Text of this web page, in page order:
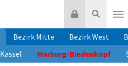
Suche
Login
Bezirk Mitte Bezirk West
Kassel Marburg-Biedenkopf